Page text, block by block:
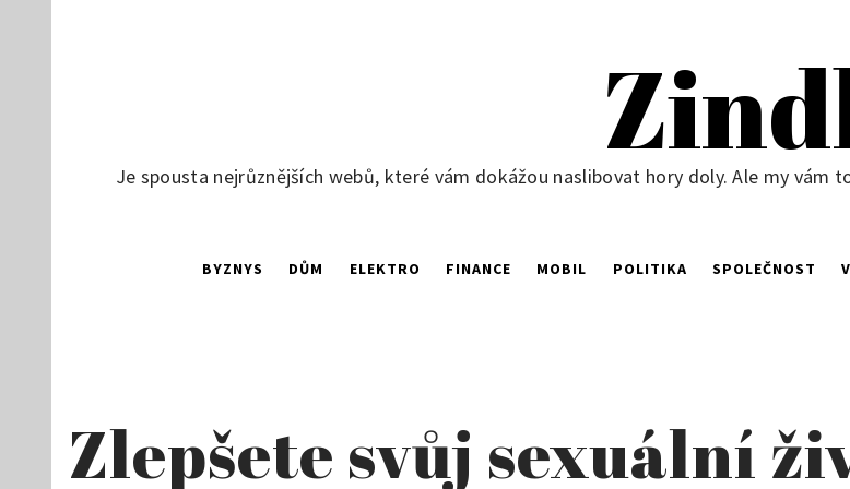
Je spousta nejrůznějších webů, které vám dokážou naslibovat hory doly. Ale my
BYZNYS DŮM ELEKTRO FINANCE MOBIL POLITIKA SPOLEČNOST
Zlepšete svůj sexuální